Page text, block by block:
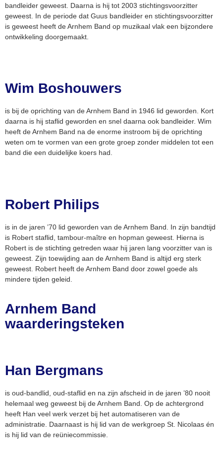
bandleider geweest. Daarna is hij tot 2003 stichtingsvoorzitter
geweest. In de periode dat Guus bandleider en stichtingsvoorzitter
is geweest heeft de Arnhem Band op muzikaal vlak een bijzondere
ontwikkeling doorgemaakt.
Wim Boshouwers
is bij de oprichting van de Arnhem Band in 1946 lid geworden. Kort
daarna is hij staflid geworden en snel daarna ook bandleider. Wim
heeft de Arnhem Band na de enorme instroom bij de oprichting
weten om te vormen van een grote groep zonder middelen tot een
band die een duidelijke koers had.
Robert Philips
is in de jaren ’70 lid geworden van de Arnhem Band. In zijn bandtijd
is Robert staflid, tambour-maître en hopman geweest. Hierna is
Robert is de stichting getreden waar hij jaren lang voorzitter van is
geweest. Zijn toewijding aan de Arnhem Band is altijd erg sterk
geweest. Robert heeft de Arnhem Band door zowel goede als
mindere tijden geleid.
Arnhem Band
waarderingsteken
Han Bergmans
is oud-bandlid, oud-staflid en na zijn afscheid in de jaren ’80 nooit
helemaal weg geweest bij de Arnhem Band. Op de achtergrond
heeft Han veel werk verzet bij het automatiseren van de
administratie. Daarnaast is hij lid van de werkgroep St. Nicolaas én
is hij lid van de reüniecommissie.